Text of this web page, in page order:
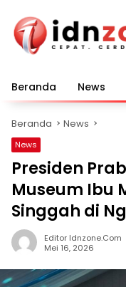
konten
Beranda News
Beranda News
News
Presiden
Museum Ibu
Singgah di
Editor Idnzone.com
Mei 16, 2026